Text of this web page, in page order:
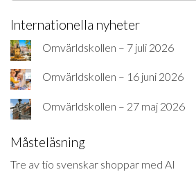
Internationella nyheter
Omvärldskollen – 7 juli 2026
Omvärldskollen – 16 juni 2026
Omvärldskollen – 27 maj 2026
Måsteläsning
Tre av tio svenskar shoppar med AI